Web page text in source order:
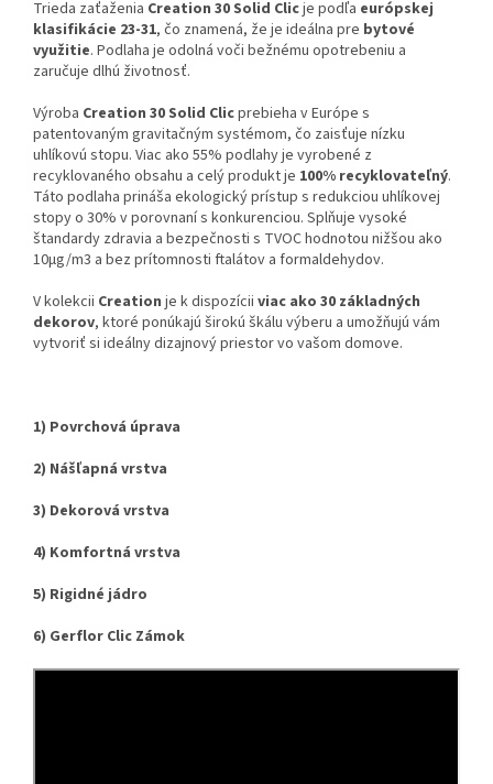
Trieda zaťaženia Creation 30 Solid Clicje podľa európskej
klasifikácie 23-31, čo znamená, že je ideálna pre bytové
využitie. Podlaha je odolná voči bežnému opotrebeniu a
zaručuje dlhú životnosť.
Výroba Creation 30 Solid Clicprebieha v Európe s
patentovaným gravitačným systémom, čo zaisťuje nízku
uhlíkovú stopu. Viac ako 55% podlahy je vyrobené z
recyklovaného obsahu a celý produkt je 100% recyklovateľný.
Táto podlaha prináša ekologický prístup s redukciou uhlíkovej
stopy o 30% v porovnaní s konkurenciou. Splňuje vysoké
štandardy zdravia a bezpečnosti s TVOC hodnotou nižšou ako
10µg/m3 a bez prítomnosti ftalátov a formaldehydov.
V kolekcii Creation je k dispozícii viac ako 30 základných
dekorov, ktoré ponúkajú širokú škálu výberu a umožňujú vám
vytvoriť si ideálny dizajnový priestor vo vašom domove.
1) Povrchová úprava
2) Nášľapná vrstva
3) Dekorová vrstva
4) Komfortná vrstva
5) Rigidné jádro
6) Gerflor Clic Zámok